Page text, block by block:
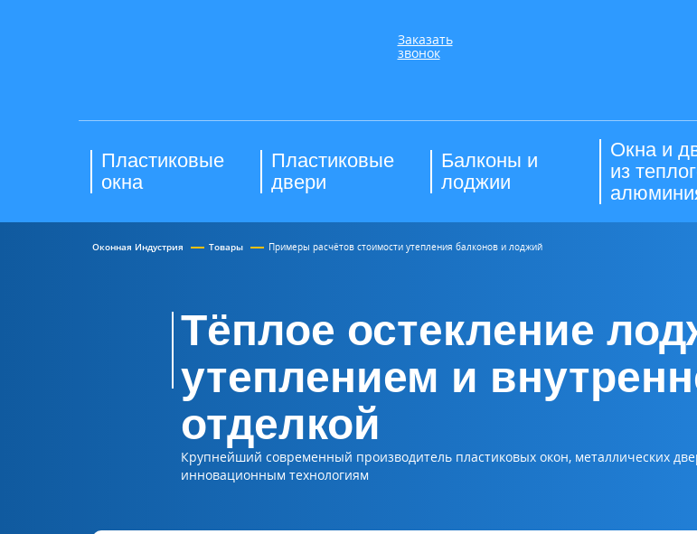
Заказать
звонок
Пластиковые
окна
Пластиковые
двери
Балконы и
лоджии
Окна и
из
Оконная Индустрия Товары Примеры расчётов стоимости утепления балконов и лоджий
Тёплое остекление
утеплением и
отделкой
Крупнейший современный производитель пластиковых окон, металлических
инновационным технологиям